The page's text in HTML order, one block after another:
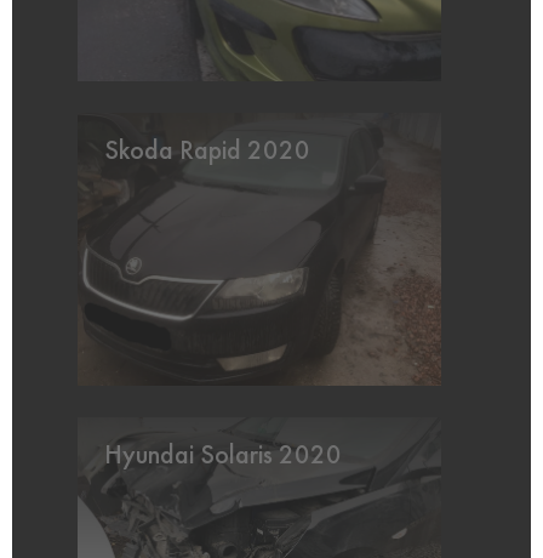
Skoda Rapid 2020
Hyundai Solaris 2020